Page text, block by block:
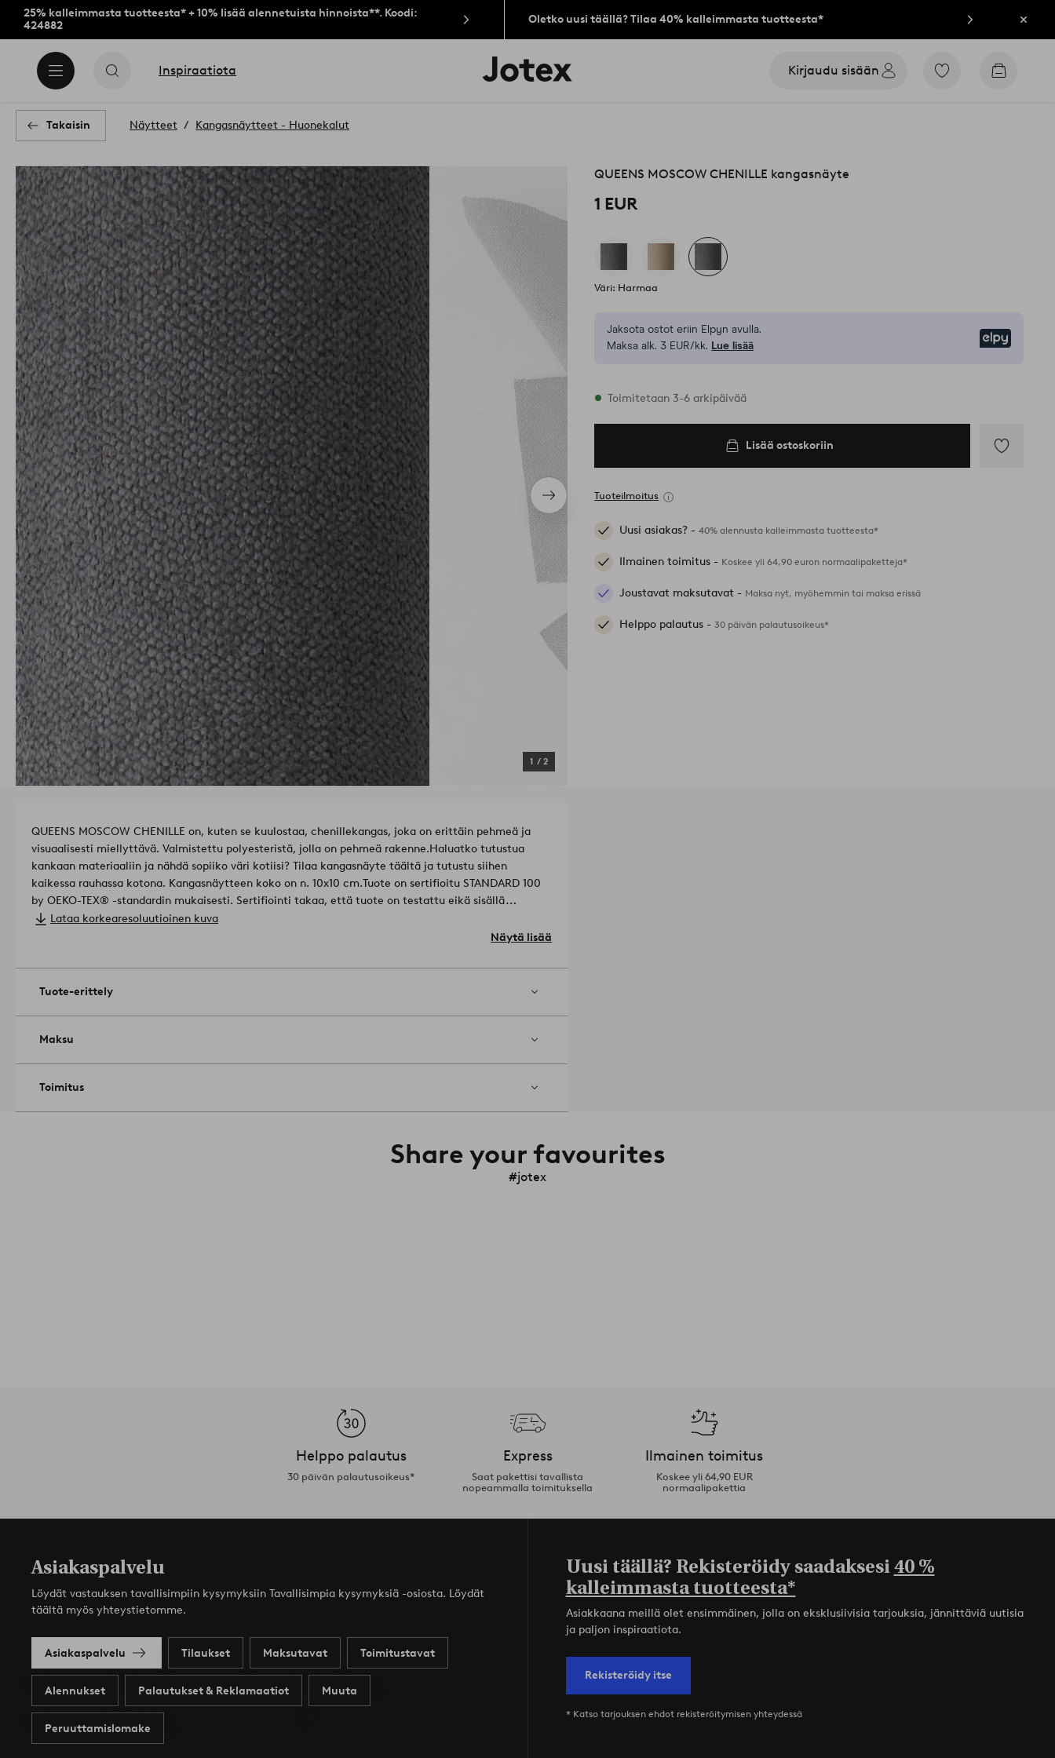
25% kalleimmasta tuotteesta* + 10% lisää alennetuista hinnoista**. Koodi:
424882
Oletko uusi täällä? Tilaa 40% kalleimmasta tuotteesta* Sulje
Inspiraatiota
Jotex-
logo
Kirjaudu sisään
Siirry
Siirry
Takaisin Näytteet Kangasnäytteet - Huonekalut
Seuraava
tuote
1 / 2
QUEENS MOSCOW CHENILLE kangasnäyte
1 EUR
Väri: Harmaa
Jaksota ostot eriin Elpyn avulla.
Maksa alk. 3 EUR/kk. Lue lisää
Varastossa
Toimitetaan 3-6 arkipäivää
Lisää ostoskoriin
Tuoteilmoitus
Uusi asiakas? -40% alennusta kalleimmasta tuotteesta*
Ilmainen toimitus - Koskee yli 64,90 euron normaalipaketteja*
Joustavat maksutavat - Maksa nyt, myöhemmin tai maksa erissä
Helppo palautus -30 päivän palautusoikeus*
QUEENS MOSCOW CHENILLE on, kuten se kuulostaa, chenillekangas, joka on erittäin pehmeä ja
visuaalisesti miellyttävä. Valmistettu polyesteristä, jolla on pehmeä rakenne.Haluatko tutustua
kankaan materiaaliin ja nähdä sopiiko väri kotiisi? Tilaa kangasnäyte täältä ja tutustu siihen
kaikessa rauhassa kotona. Kangasnäytteen koko on n. 10x10 cm.Tuote on sertifioitu STANDARD 100
by OEKO-TEX® -standardin mukaisesti. Sertifiointi takaa, että tuote on testattu eikä sisällä
terveydelle ja ympäristölle haitallisia aineita.
Materiaali: 100% Polyesteri.
Kulutuskestävyys: 70000 martindale.
Valonkesto: 3-4/5.
Lataa korkearesoluutioinen kuva
Näytä lisää
Tuote-erittely
Maksu
Toimitus
Share your favourites
#jotex
Helppo palautus
30 päivän palautusoikeus*
Express
Saat pakettisi tavallista
nopeammalla toimituksella
Ilmainen toimitus
Koskee yli 64,90 EUR
normaalipakettia
Asiakaspalvelu
Löydät vastauksen tavallisimpiin kysymyksiin Tavallisimpia kysymyksiä -osiosta. Löydät
täältä myös yhteystietomme.
Asiakaspalvelu Tilaukset Maksutavat Toimitustavat
Alennukset Palautukset & Reklamaatiot Muuta
Peruuttamislomake
Uusi täällä? Rekisteröidy saadaksesi40 %
kalleimmasta tuotteesta*
Asiakkaana meillä olet ensimmäinen, jolla on eksklusiivisia tarjouksia, jännittäviä uutisia
ja paljon inspiraatiota.
Rekisteröidy itse
* Katso tarjouksen ehdot rekisteröitymisen yhteydessä